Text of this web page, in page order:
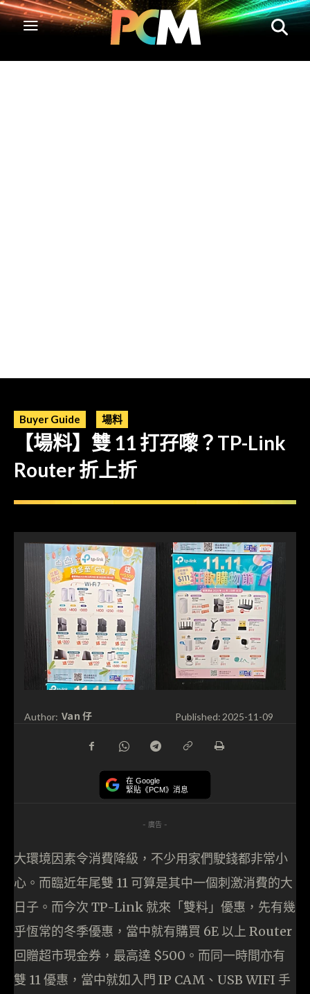
Buyer Guide 場料
【場料】雙 11 打孖嚟？TP-Link
Router 折上折
Author: Van 仔 Published: 2025-11-09
在 Google
緊貼《PCM》消息
- 廣告 -
大環境因素令消費降級，不少用家們駛錢都非常小
心。而臨近年尾雙 11 可算是其中一個刺激消費的大
日子。而今次 TP-Link 就來「雙料」優惠，先有幾
乎恆常的冬季優惠，當中就有購買 6E 以上 Router
回贈超市現金券，最高達 $500。而同一時間亦有
雙 11 優惠，當中就如入門 IP CAM、USB WIFI 手